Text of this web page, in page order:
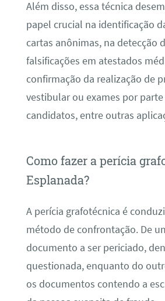
Além disso, essa técnica
papel crucial na identificação
cartas anônimas, na detecção
falsificações em atestados
confirmação da realização de
vestibular ou exames por
candidatos, entre outras
Como fazer a perícia
Esplanada?
A perícia grafotécnica é
método de confrontação. De
documento a ser periciado,
questionada, enquanto do
os documentos contendo a